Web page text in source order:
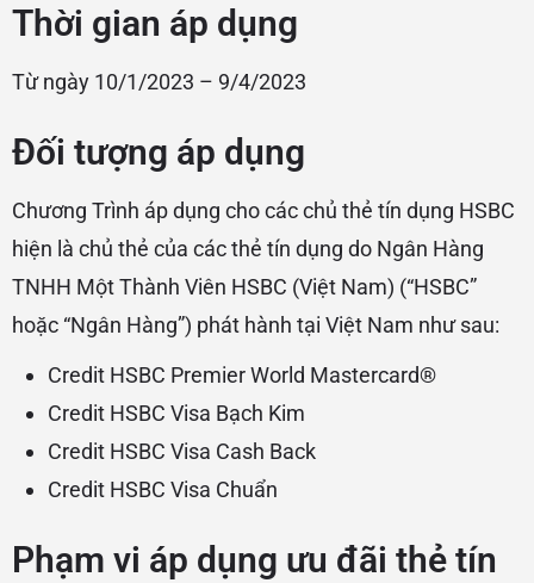
Thời gian áp dụng
Từ ngày 10/1/2023 – 9/4/2023
Đối tượng áp dụng
Chương Trình áp dụng cho các chủ thẻ tín dụng HSBC
hiện là chủ thẻ của các thẻ tín dụng do Ngân Hàng
TNHH Một Thành Viên HSBC (Việt Nam) (“HSBC”
hoặc “Ngân Hàng”) phát hành tại Việt Nam như sau:
Credit HSBC Premier World Mastercard®
Credit HSBC Visa Bạch Kim
Credit HSBC Visa Cash Back
Credit HSBC Visa Chuẩn
Phạm vi áp dụng ưu đãi thẻ tín